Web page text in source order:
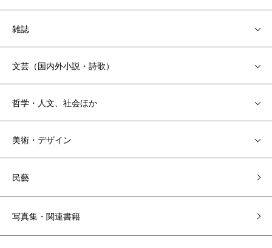
雑誌
文芸（国内外小説・詩歌）
哲学・人文、社会ほか
美術・デザイン
民藝
写真集・関連書籍